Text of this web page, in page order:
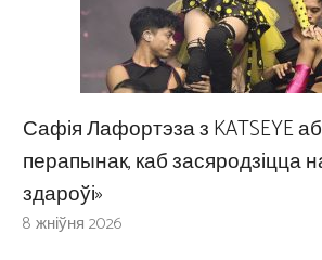
Сафія Лафортэза з KATSEYE
перапынак, каб засяродзіцца
здароўі»
8 жніўня 2026